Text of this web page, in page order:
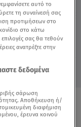
αυτό το
τη συναίνεσή σας
προτιμήσεων στο
στο κάτω
σας θα τεθούν
ανατρέξτε στην
δεδομένα
σάρωση
Αποθήκευση ή/
διαφήμιση
έρευνα κοινού